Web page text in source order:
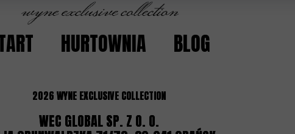
HURTOWNIA BLOG
2026 WYNE EXCLUSIVE COLLECTION
WEC GLOBAL SP. Z O. O.